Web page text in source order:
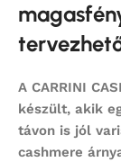
A CARRINI
készült, akik
távon is jól
cashmere